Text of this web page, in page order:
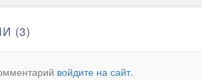
(3)
войдите на сайт.